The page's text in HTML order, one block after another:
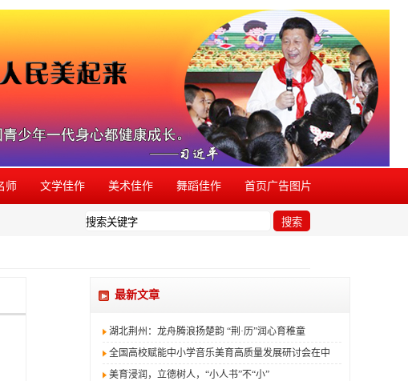
师 文学佳作 美术佳作 舞蹈佳作 首页广告图片
名称，如发现有同类活动盗用本品牌，欢迎举报。 搜索
最新文章
湖北荆州：龙舟腾浪扬楚韵 “荆·历”润心育稚童
全国高校赋能中小学音乐美育高质量发展研讨会在中
美育浸润，立德树人，“小人书”不“小”